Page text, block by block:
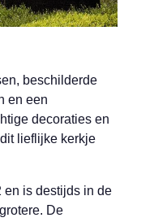
beschilderde
en een
decoraties en
lieflijke kerkje
en is destijds in de
De